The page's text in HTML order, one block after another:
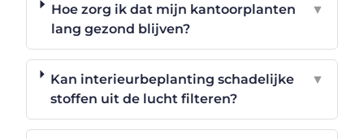
Hoe zorg ik dat mijn kantoorplanten
lang gezond blijven?
▼
Kan interieurbeplanting schadelijke
stoffen uit de lucht filteren?
▼